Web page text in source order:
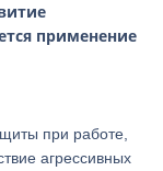
применение
при работе,
агрессивных